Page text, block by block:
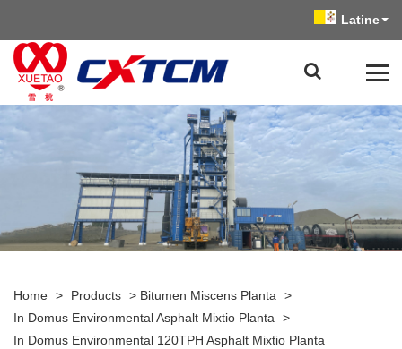
Latine
Home > Products > Bitumen Miscens Planta >
In Domus Environmental Asphalt Mixtio Planta >
In Domus Environmental 120TPH Asphalt Mixtio Planta